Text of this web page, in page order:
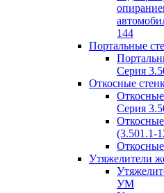
144
Портальные
Серия
Откосные
Серия
(3.501.1-
Утяжелители
УМ